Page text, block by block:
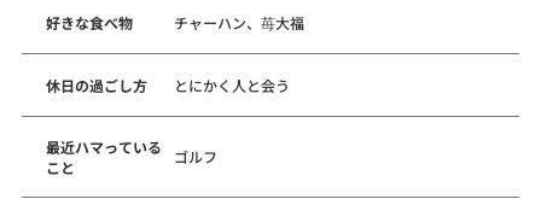
好きな食べ物 チャーハン、苺大福
休日の過ごし方 とにかく人と会う
最近ハマっている
こと
ゴルフ